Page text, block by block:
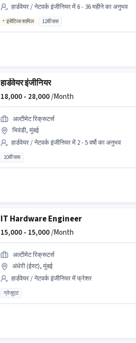
हार्डवेयर / नेटवर्क इंजीनियर में 6 - 36 महीने का अनुभव
इंसेंटिव्स शामिल 12वीं पास
हार्डवेयर इंजीनियर
18,000 - 28,000/Month
अल्टीमेट रिक्रूटर्स
भिवंडी, मुंबई
हार्डवेयर / नेटवर्क इंजीनियर में 2 - 5 वर्षो का अनुभव
10वीं पास
IT Hardware Engineer
15,000 - 15,000/Month
अल्टीमेट रिक्रूटर्स
अंधेरी (ईस्ट), मुंबई
हार्डवेयर / नेटवर्क इंजीनियर में फ्रेशर
ग्रेजुएट